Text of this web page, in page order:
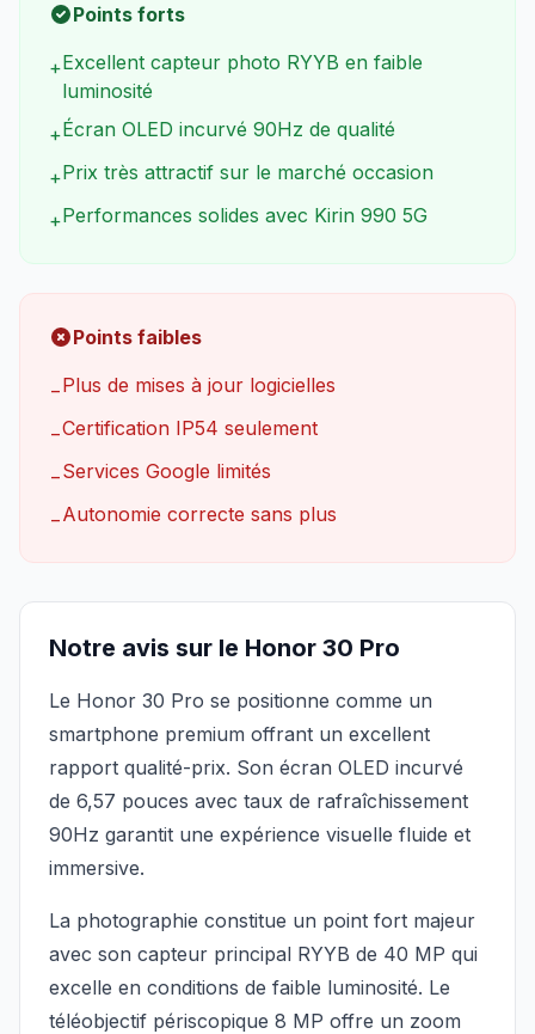
Points forts
+Excellent capteur photo RYYB en faible
luminosité
+Écran OLED incurvé 90Hz de qualité
+Prix très attractif sur le marché occasion
+Performances solides avec Kirin 990 5G
Points faibles
−Plus de mises à jour logicielles
−Certification IP54 seulement
−Services Google limités
−Autonomie correcte sans plus
Notre avis sur le Honor 30 Pro
Le Honor 30 Pro se positionne comme un
smartphone premium offrant un excellent
rapport qualité-prix. Son écran OLED incurvé
de 6,57 pouces avec taux de rafraîchissement
90Hz garantit une expérience visuelle fluide et
immersive.
La photographie constitue un point fort majeur
avec son capteur principal RYYB de 40 MP qui
excelle en conditions de faible luminosité. Le
téléobjectif périscopique 8 MP offre un zoom